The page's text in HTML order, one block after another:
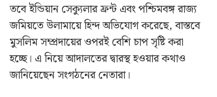
তবে ইন্ডিয়ান সেক্যুলার ফ্রন্ট এবং পশ্চিমবঙ্গ রাজ্য
জমিয়তে উলামায়ে হিন্দ অভিযোগ করেছে, বাস্তবে
মুসলিম সম্প্রদায়ের ওপরই বেশি চাপ সৃষ্টি করা
হচ্ছে। এ নিয়ে আদালতের দ্বারস্থ হওয়ার কথাও
জানিয়েছেন সংগঠনের নেতারা।